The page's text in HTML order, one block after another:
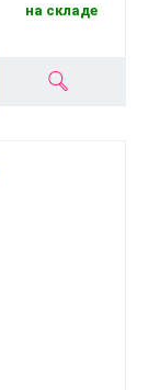
на складе